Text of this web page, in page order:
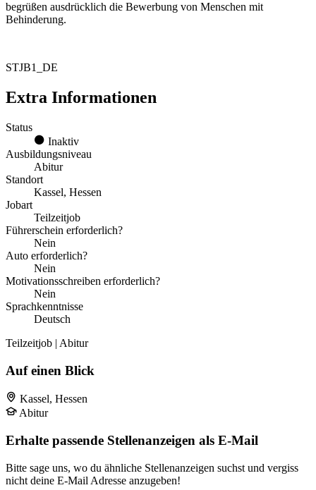
begrüßen ausdrücklich die Bewerbung von Menschen mit
Behinderung.
STJB1_DE
Extra Informationen
Status
Inaktiv
Ausbildungsniveau
Abitur
Standort
Kassel, Hessen
Jobart
Teilzeitjob
Führerschein erforderlich?
Nein
Auto erforderlich?
Nein
Motivationsschreiben erforderlich?
Nein
Sprachkenntnisse
Deutsch
Teilzeitjob | Abitur
Auf einen Blick
Kassel, Hessen
Abitur
Erhalte passende Stellenanzeigen als E-Mail
Bitte sage uns, wo du ähnliche Stellenanzeigen suchst und vergiss
nicht deine E-Mail Adresse anzugeben!